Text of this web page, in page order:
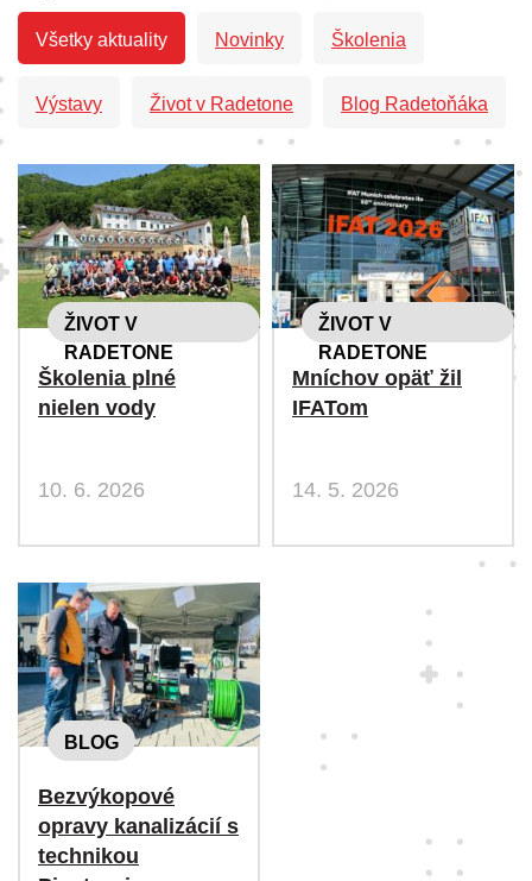
Všetky aktuality Novinky Školenia
Výstavy Život v Radetone Blog Radetoňáka
ŽIVOT V
RADETONE
Školenia plné
nielen vody
10. 6. 2026
ŽIVOT V
RADETONE
Mníchov opäť žil
IFATom
14. 5. 2026
BLOG
Bezvýkopové
opravy kanalizácií s
technikou